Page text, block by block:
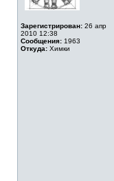
Зарегистрирован: 26 апр
2010 12:38
Сообщения: 1963
Откуда: Химки